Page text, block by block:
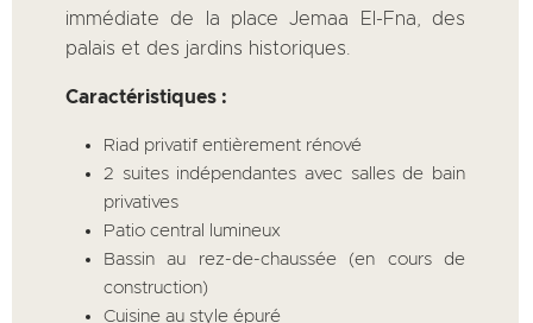
immédiate de la place Jemaa El-Fna, des
palais et des jardins historiques.
Caractéristiques :
Riad privatif entièrement rénové
2 suites indépendantes avec salles de bain
privatives
Patio central lumineux
Bassin au rez-de-chaussée (en cours de
construction)
Cuisine au style épuré